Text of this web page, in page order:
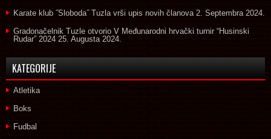
Karate klub ˝Sloboda˝ Tuzla vrši upis novih članova 2. Septembra 2024.
Gradonačelnik Tuzle otvorio V Međunarodni hrvački turnir “Husinski
Rudar” 2024 25. Augusta 2024.
KATEGORIJE
Atletika
Boks
Fudbal